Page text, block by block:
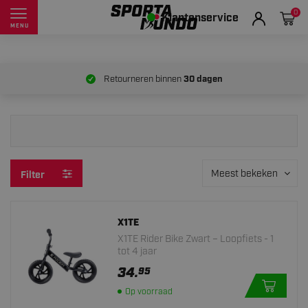
MENU Klantenservice 0
Retourneren binnen30 dagen
Filter Meest bekeken
X1TE
X1TE Rider Bike Zwart – Loopfiets - 1
tot 4 jaar
34.95
Op voorraad